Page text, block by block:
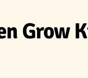
Grow